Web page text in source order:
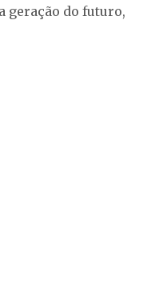
geração do futuro,